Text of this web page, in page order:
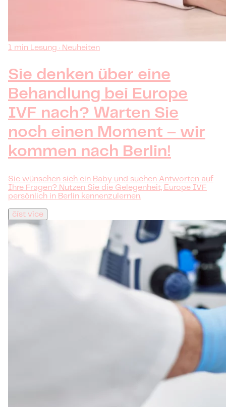
1 min Lesung · Neuheiten
Sie denken über eine
Behandlung bei Europe
IVF nach? Warten Sie
noch einen Moment – wir
kommen nach Berlin!
Sie wünschen sich ein Baby und suchen Antworten auf
Ihre Fragen? Nutzen Sie die Gelegenheit, Europe IVF
persönlich in Berlin kennenzulernen.
číst více